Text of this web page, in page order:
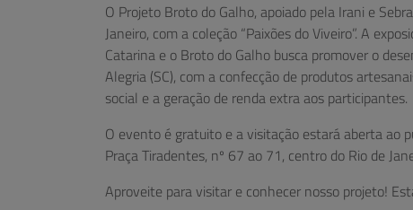
O Projeto Broto do Galho, apoiado pela Irani e
Janeiro, com a coleção “Paixões do Viveiro”. A
Catarina e o Broto do Galho busca promover o
Alegria (SC), com a confecção de produtos
social e a geração de renda extra aos participantes.
O evento é gratuito e a visitação estará aberta ao
Praça Tiradentes, nº 67 ao 71, centro do Rio de
Aproveite para visitar e conhecer nosso projeto!